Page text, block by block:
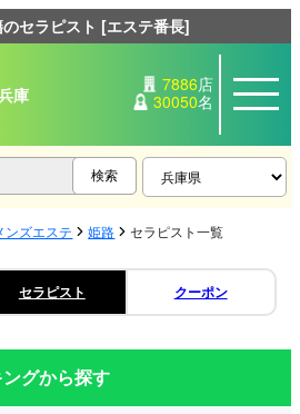
セラピスト [エステ番長]
庫 7886店
30050名
ンズエステ 姫路 セラピスト一覧
セラピスト クーポン
グから探す